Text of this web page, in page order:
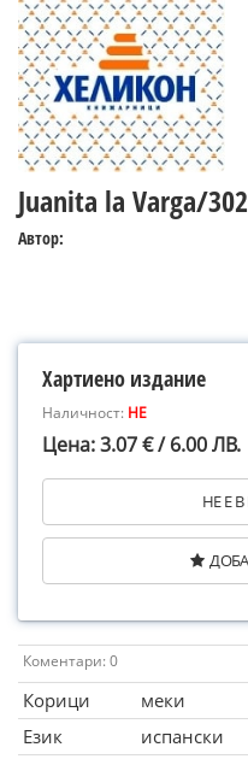
Juanita la Varga/
Автор:
Хартиено издание
Наличност: НЕ
Цена: 3.07 € / 6.00 ЛВ.
НЕ Е
Коментари: 0
Корици
меки
Език
испански